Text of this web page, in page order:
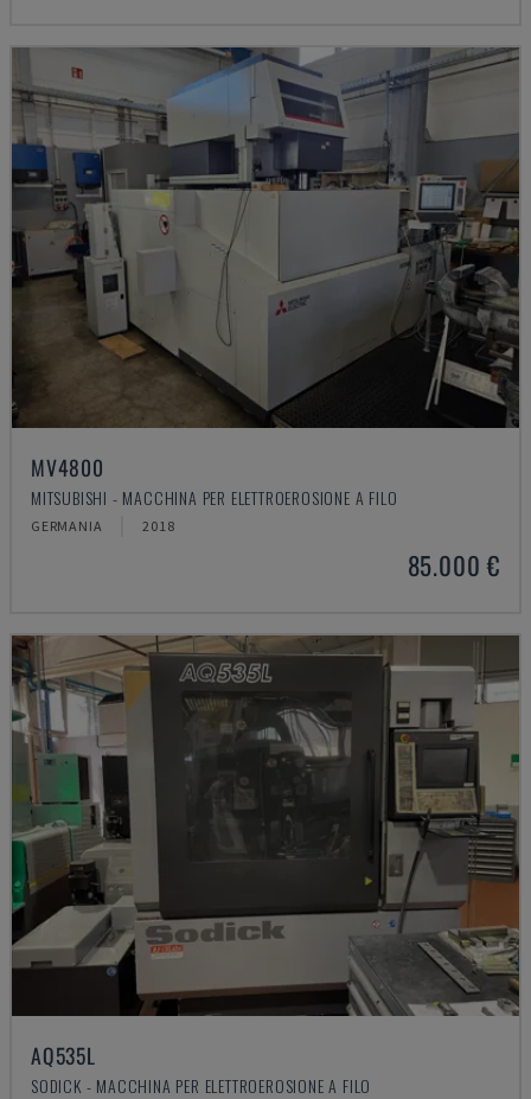
MV4800
MITSUBISHI - MACCHINA PER ELETTROEROSIONE A FILO
GERMANIA 2018
85.000 €
AQ535L
SODICK - MACCHINA PER ELETTROEROSIONE A FILO